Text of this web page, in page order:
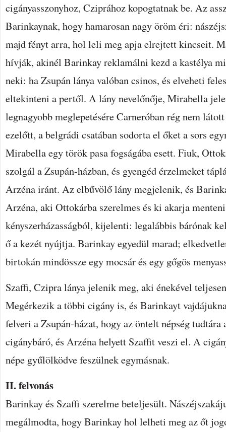
cigányasszonyhoz, Cziprához kopogtatnak be. Az
Barinkaynak, hogy hamarosan nagy öröm éri:
majd fényt arra, hol leli meg apja elrejtett kincseit.
hívják, akinél Barinkay reklamálni kezd a kastélya
neki: ha Zsupán lánya valóban csinos, és elveheti
eltekinteni a pertől. A lány nevelőnője, Mirabella
legnagyobb meglepetésére Carneróban rég nem
ezelőtt, a belgrádi csatában sodorta el őket a sors
Mirabella egy török pasa fogságába esett. Fiuk,
szolgál a Zsupán-házban, és gyengéd érzelmeket
Arzéna iránt. Az elbűvölő lány megjelenik, és
Arzéna, aki Ottokárba szerelmes és ki akarja
kényszerházasságból, kijelenti: legalábbis bárónak
ő a kezét nyújtja. Barinkay egyedül marad;
birtokán mindössze egy mocsár és egy gőgös
Szaffi, Czipra lánya jelenik meg, aki énekével
Megérkezik a többi cigány is, és Barinkayt
felveri a Zsupán-házat, hogy az öntelt népség
cigánybáró, és Arzéna helyett Szaffit veszi el. A
népe gyűlölködve feszülnek egymásnak.
II. felvonás
Barinkay és Szaffi szerelme beteljesült.
megálmodta, hogy Barinkay hol lelheti meg az őt